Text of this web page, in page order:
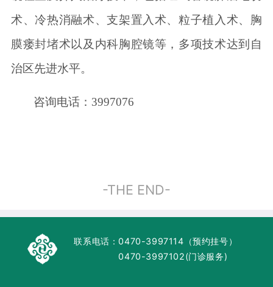
术、冷热消融术、支架置入术、粒子植入术、胸
膜瘘封堵术以及内科胸腔镜等， 多项技术达到自
治区先进水平。
咨询电话： 3997076
-THE END-
联系电话：0470-3997114（预约挂号）
0470-3997102(门诊服务)